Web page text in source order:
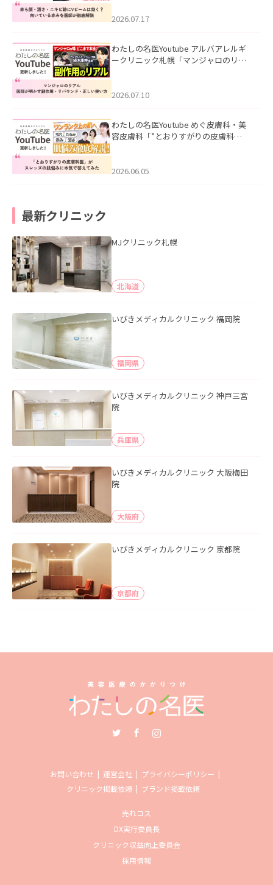
した。
2026.07.17
わたしの名医Youtube アルバアレルギ
ークリニック札幌「マンジャロのリア
た。
2026.07.10
わたしの名医Youtube めぐ皮膚科・美
容皮膚科「”とおりすがりの皮膚科
2026.06.05
最新クリニック
MJクリニック札幌
北海道
いびきメディカルクリニック 福岡院
福岡県
いびきメディカルクリニック 神戸三宮
院
兵庫県
いびきメディカルクリニック 大阪梅田
院
大阪府
いびきメディカルクリニック 京都院
京都府
お問い合わせ 運営会社
プライバシーポリシー
クリニック掲載依頼
ブランド掲載依頼
売れコス
DX実行委員長
クリニック収益向上委員会
採用情報